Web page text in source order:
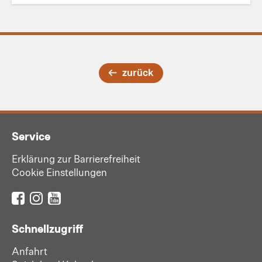
zurück
Service
Erklärung zur Barrierefreiheit
Cookie Einstellungen
Schnellzugriff
Anfahrt